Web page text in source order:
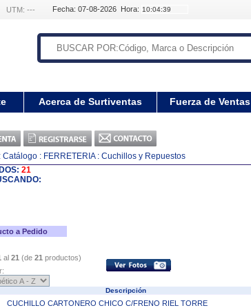
UTM: --- Fecha: 07-08-2026 Hora:
Acerca de Surtiventas Fuerza de Ventas
Catálogo : FERRETERIA : Cuchillos y Repuestos
21
a Pedido
al 21 (de 21 productos)
Descripción
CUCHILLO CARTONERO CHICO C/FRENO RIEL TORRE